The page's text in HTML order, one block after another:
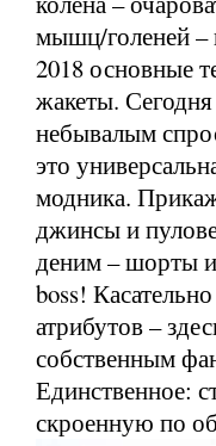
мышц/голеней
2018 основные
жакеты.
небывалым
это
модника.
джинсы и
деним – шорты и
boss!
атрибутов –
собственным
Единственное:
скроенную по